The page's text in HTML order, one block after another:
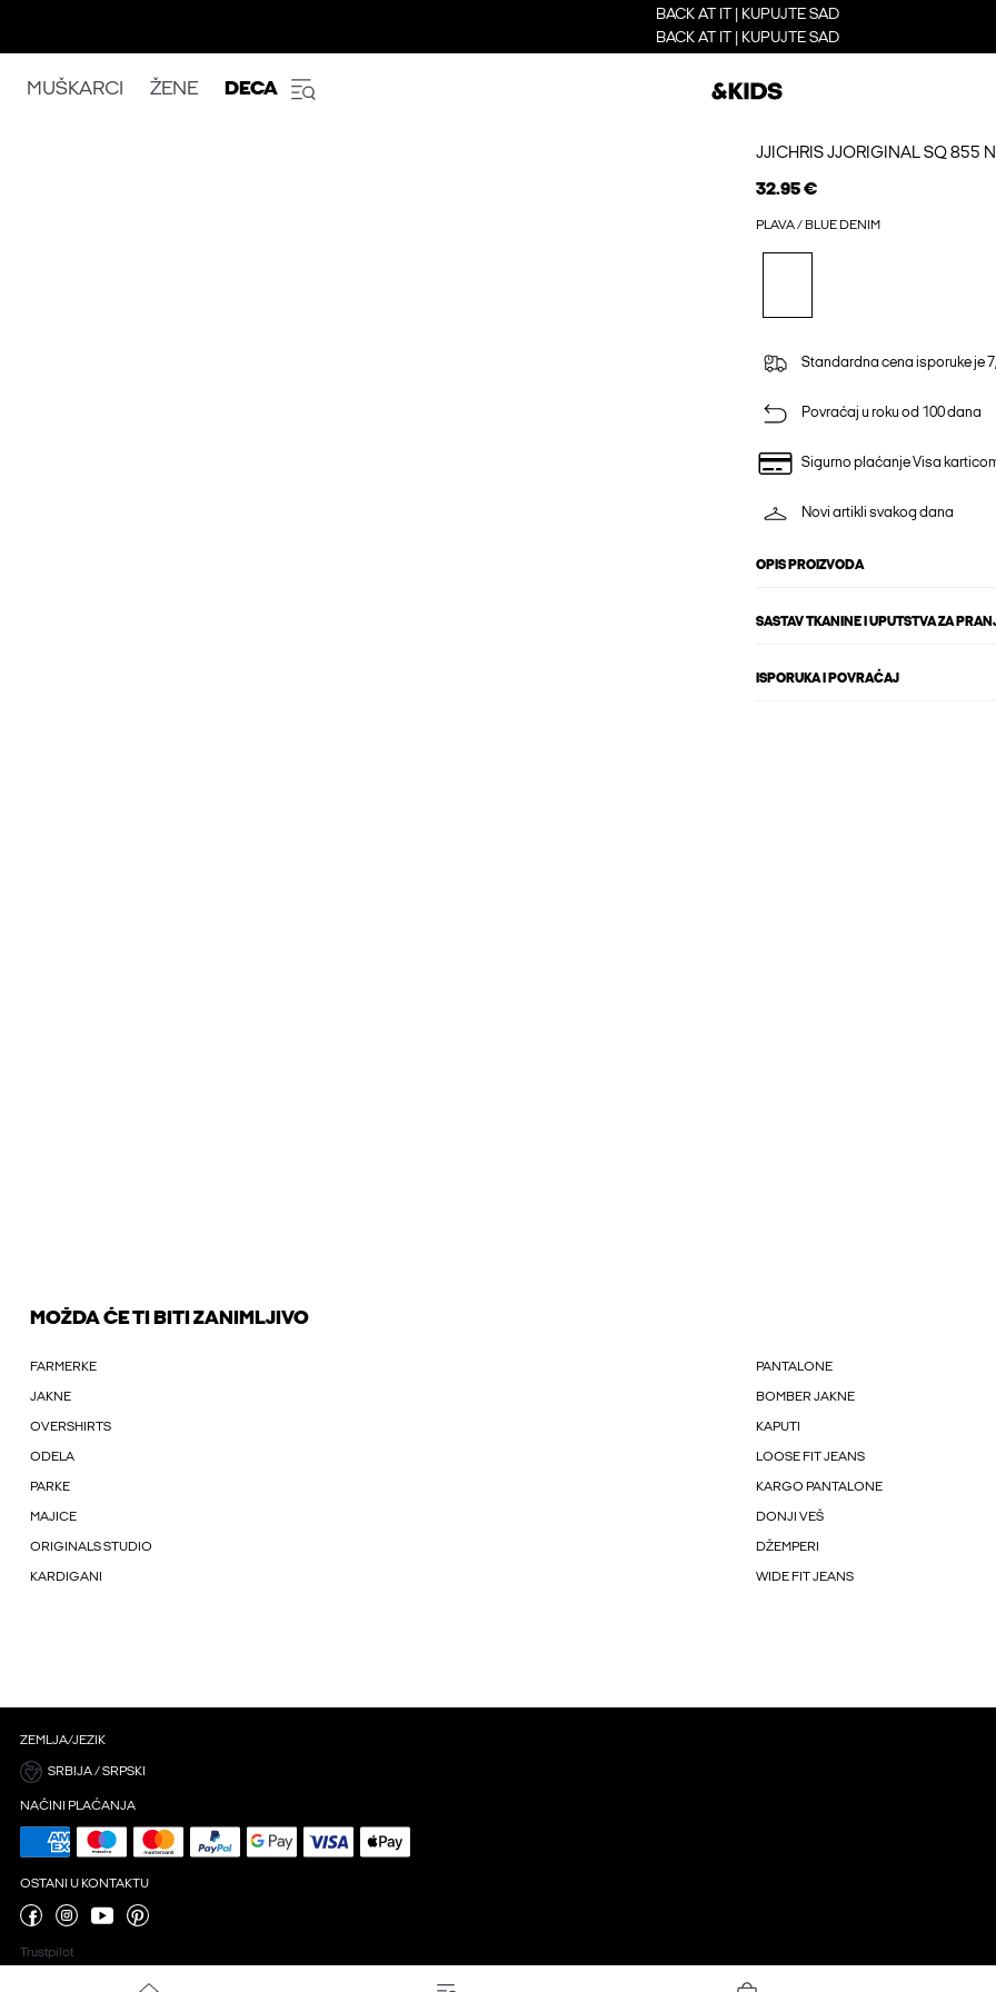
BACK AT IT | KUPUJTE SAD
BACK AT IT | KUPUJTE SAD
MUŠKARCI ŽENE DECA
JJICHRIS JJORIGINAL SQ
32.95 €
PLAVA / BLUE DENIM
Standardna cena isporuke je
Povraćaj u roku od 100 dana
Sigurno plaćanje Visa
Novi artikli svakog dana
OPIS PROIZVODA
SASTAV TKANINE I UPUTSTVA ZA
ISPORUKA I POVRAĆAJ
MOŽDA ĆE TI BITI ZANIMLJIVO
FARMERKE PANTALONE
JAKNE BOMBER JAKNE
OVERSHIRTS KAPUTI
ODELA LOOSE FIT JEANS
PARKE KARGO PANTALONE
MAJICE DONJI VEŠ
ORIGINALS STUDIO DŽEMPERI
KARDIGANI WIDE FIT JEANS
ZEMLJA/JEZIK
SRBIJA / SRPSKI
NAČINI PLAĆANJA
OSTANI U KONTAKTU
Trustpilot